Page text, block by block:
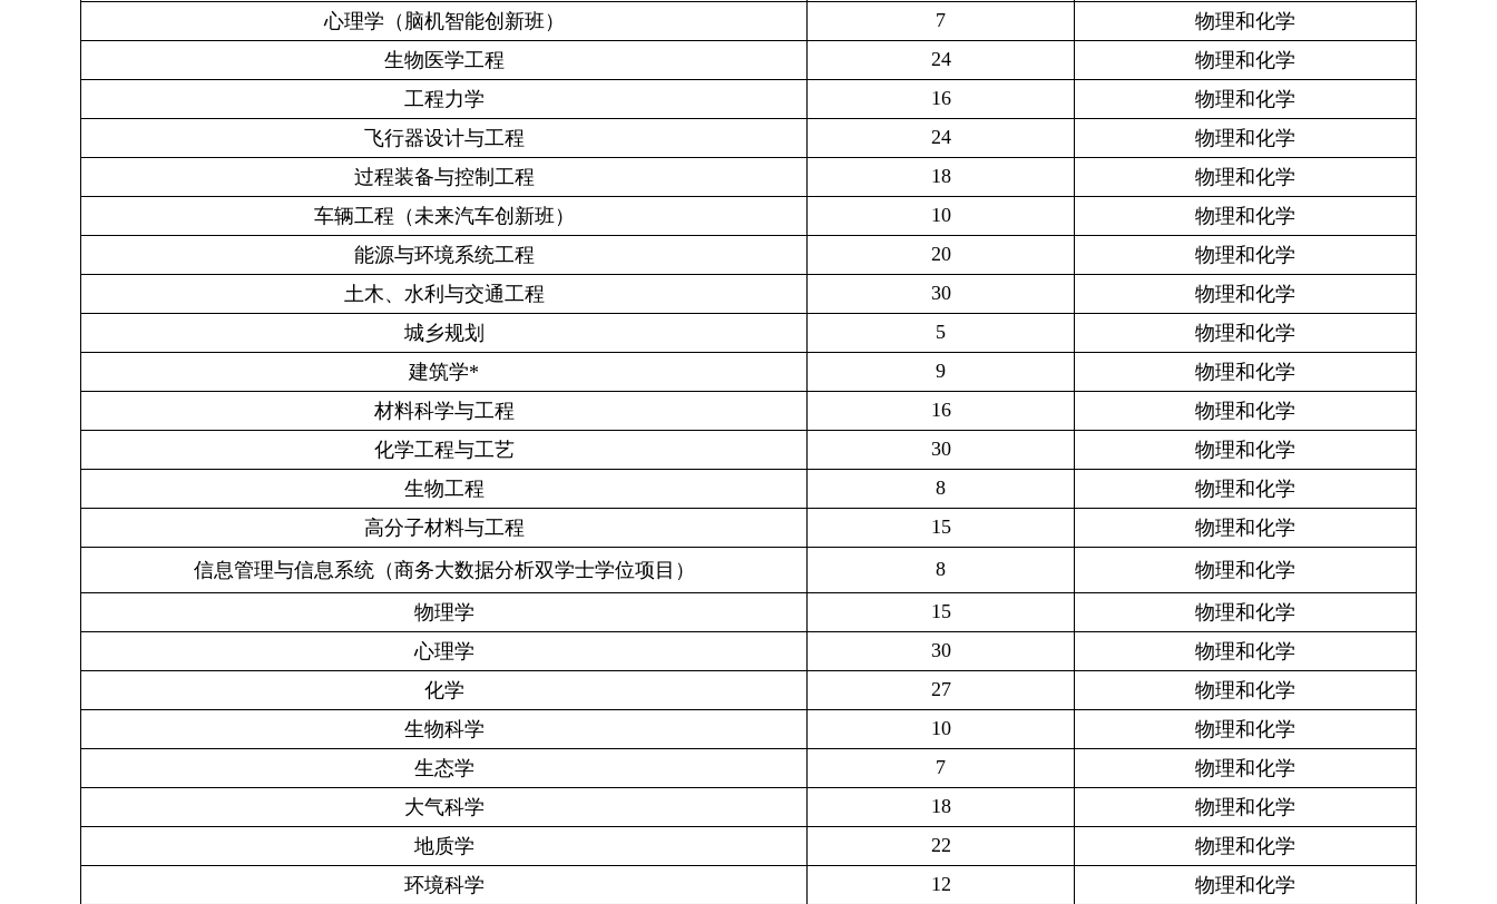
心理学（脑机智能创新班）
7
物理和化学
生物医学工程
24
物理和化学
工程力学
16
物理和化学
飞行器设计与工程
24
物理和化学
过程装备与控制工程
18
物理和化学
车辆工程（未来汽车创新班）
10
物理和化学
能源与环境系统工程
20
物理和化学
土木、水利与交通工程
30
物理和化学
城乡规划
5
物理和化学
建筑学* 9
物理和化学
材料科学与工程
16
物理和化学
化学工程与工艺
30
物理和化学
生物工程
8
物理和化学
高分子材料与工程
15
物理和化学
信息管理与信息系统（商务大数据分析双学士学位项目）
8
物理和化学
物理学
15
物理和化学
心理学
30
物理和化学
化学
27
物理和化学
生物科学
10
物理和化学
生态学
7
物理和化学
大气科学
18
物理和化学
地质学
22
物理和化学
环境科学
12
物理和化学